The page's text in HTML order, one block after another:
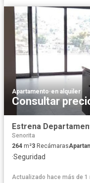
Apartamento·en alquiler
Consultar
Estrena
Senorita
264 m²3 Recámaras
·Seguridad
Actualizado hace más de 1